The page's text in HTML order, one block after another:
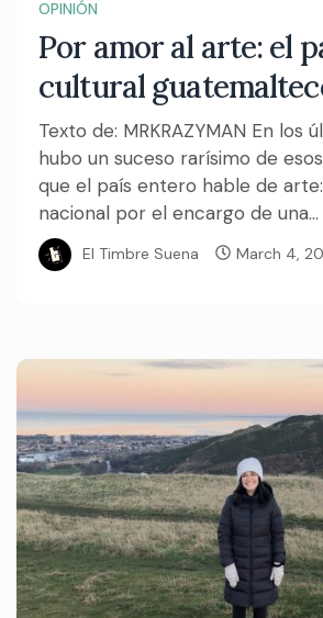
OPINIÓN
Por amor al arte: el
cultural
Texto de: MRKRAZYMAN En los
hubo un suceso rarísimo de
que el país entero hable de
nacional por el encargo de una...
El Timbre Suena March 4,